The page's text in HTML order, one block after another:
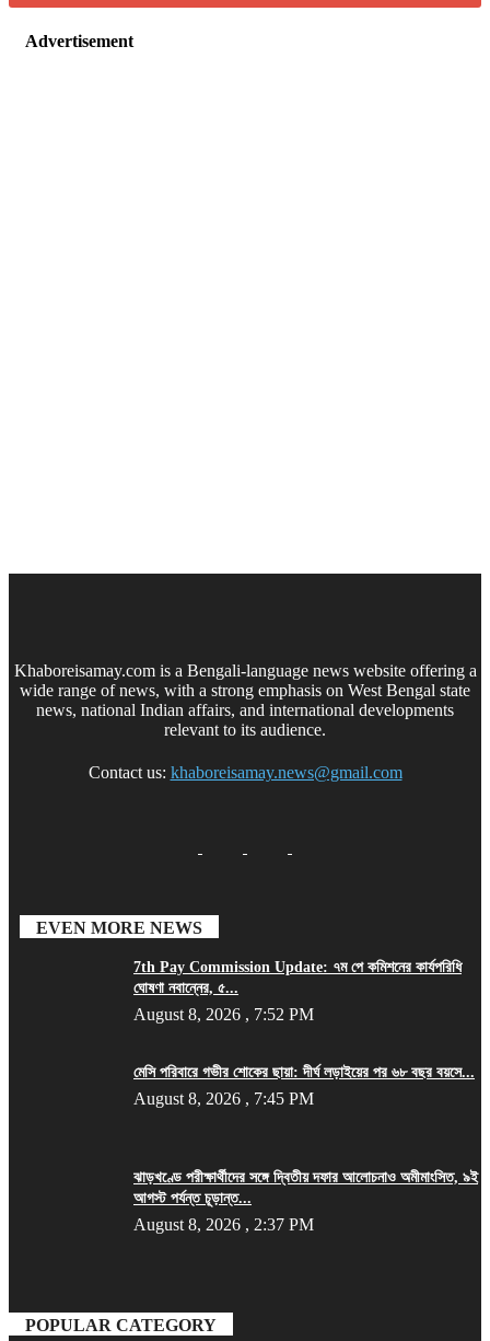
Advertisement
Khaboreisamay.com is a Bengali-language news website offering a
wide range of news, with a strong emphasis on West Bengal state
news, national Indian affairs, and international developments
relevant to its audience.
Contact us: khaboreisamay.news@gmail.com
EVEN MORE NEWS
7th Pay Commission Update: ৭ম পে কমিশনের কার্যপরিধি
ঘোষণা নবান্নের, ৫...
August 8, 2026 , 7:52 PM
মেসি পরিবারে গভীর শোকের ছায়া: দীর্ঘ লড়াইয়ের পর ৬৮ বছর বয়সে...
August 8, 2026 , 7:45 PM
ঝাড়খণ্ডে পরীক্ষার্থীদের সঙ্গে দ্বিতীয় দফার আলোচনাও অমীমাংসিত, ৯ই
আগস্ট পর্যন্ত চূড়ান্ত...
August 8, 2026 , 2:37 PM
POPULAR CATEGORY